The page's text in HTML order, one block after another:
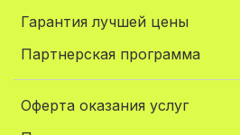
Гарантия лучшей цены
Партнерская программа
Оферта оказания услуг